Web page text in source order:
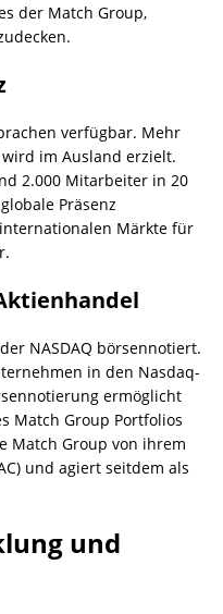
der Match Group,
verfügbar. Mehr
im Ausland erzielt.
2.000 Mitarbeiter in 20
Präsenz
Märkte für
NASDAQ börsennotiert.
in den Nasdaq-
ermöglicht
Match Group Portfolios
Match Group von ihrem
und agiert seitdem als
und